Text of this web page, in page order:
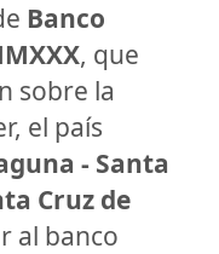
Banco
, que
sobre la
el país
- Santa
Cruz de
al banco